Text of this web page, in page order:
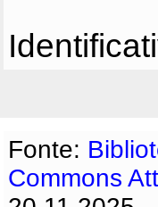
Fonte:
Commons